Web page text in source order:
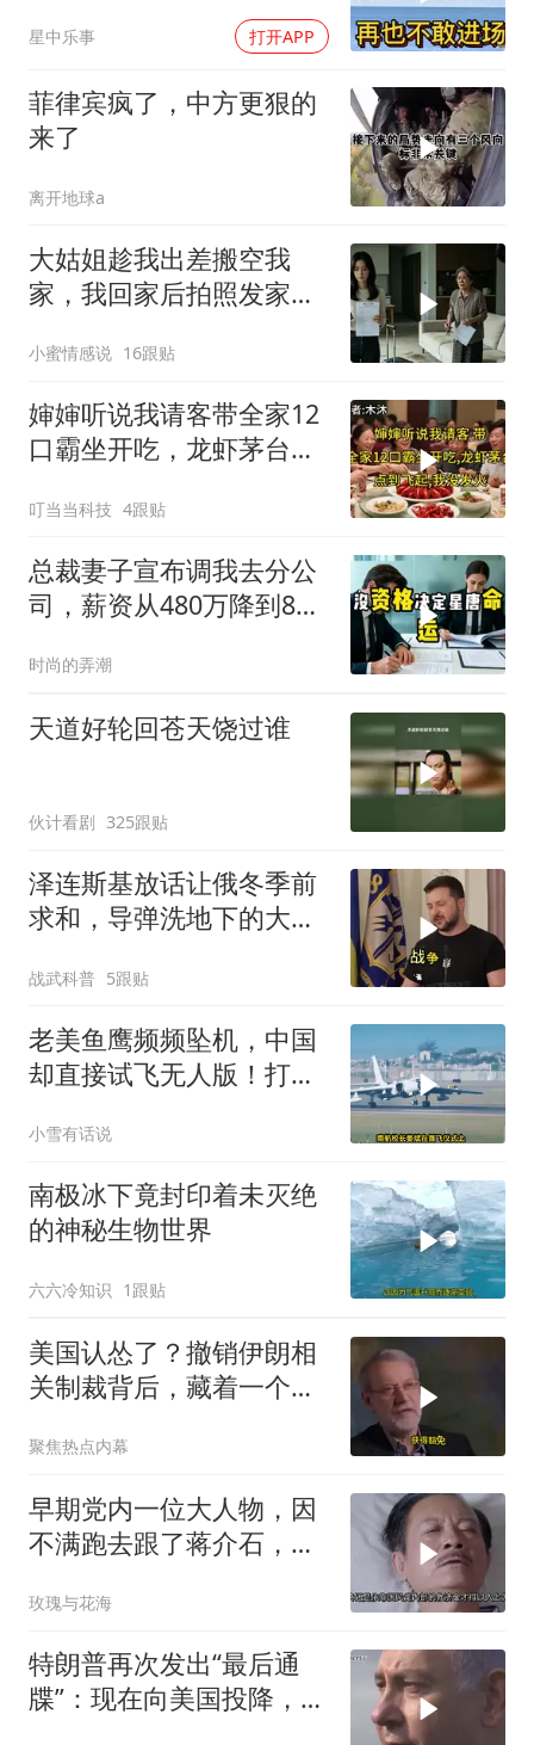
星中乐事 打开APP
菲律宾疯了，中方更狠的
来了
离开地球a
大姑姐趁我出差搬空我
家，我回家后拍照发家族
小蜜情感说 16跟贴
婶婶听说我请客带全家12
口霸坐开吃，龙虾茅台点
叮当当科技 4跟贴
总裁妻子宣布调我去分公
司，薪资从480万降到8
时尚的弄潮
天道好轮回苍天饶过谁
伙计看剧 325跟贴
泽连斯基放话让俄冬季前
求和，导弹洗地下的大饼
战武科普 5跟贴
老美鱼鹰频频坠机，中国
却直接试飞无人版！打着
小雪有话说
南极冰下竟封印着未灭绝
的神秘生物世界
六六冷知识 1跟贴
美国认怂了？撤销伊朗相
关制裁背后，藏着一个说
聚焦热点内幕
早期党内一位大人物，因
不满跑去跟了蒋介石，不
玫瑰与花海
特朗普再次发出“最后通
牒”：现在向美国投降，是